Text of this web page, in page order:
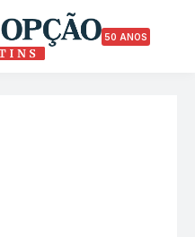
50 ANOS